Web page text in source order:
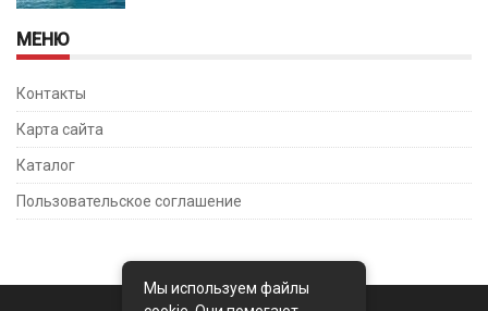
МЕНЮ
Контакты
Карта сайта
Каталог
Пользовательское соглашение
Мы используем файлы